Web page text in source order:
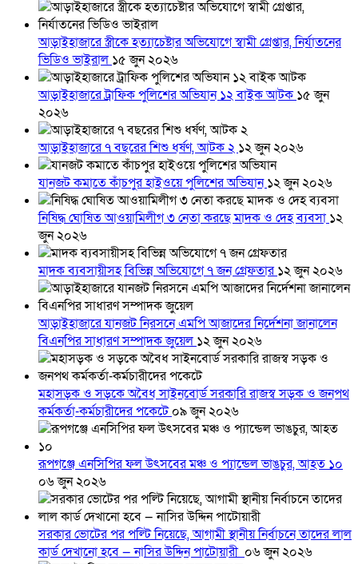
আড়াইহাজারে স্ত্রীকে হত্যাচেষ্টার অভিযোগে স্বামী গ্রেপ্তার, নির্যাতনের
ভিডিও ভাইরাল ১৫ জুন ২০২৬
আড়াইহাজারে ট্রাফিক পুলিশের অভিযান ১২ বাইক আটক ১৫ জুন
২০২৬
আড়াইহাজারে ৭ বছরের শিশু ধর্ষণ, আটক ২ ১২ জুন ২০২৬
যানজট কমাতে কাঁচপুর হাইওয়ে পুলিশের অভিযান১২ জুন ২০২৬
নিষিদ্ধ ঘোষিত আওয়ামিলীগ ৩ নেতা করছে মাদক ও দেহ ব্যবসা ১২
জুন ২০২৬
মাদক ব্যবসায়ীসহ বিভিন্ন অভিযোগে ৭ জন গ্রেফতার১২ জুন ২০২৬
আড়াইহাজারে যানজট নিরসনে এমপি আজাদের নির্দেশনা জানালেন
বিএনপির সাধারণ সম্পাদক জুয়েল ১২ জুন ২০২৬
মহাসড়ক ও সড়কে অবৈধ সাইনবোর্ড সরকারি রাজস্ব সড়ক ও জনপথ
কর্মকর্তা-কর্মচারীদের পকেটে০৯ জুন ২০২৬
রূপগঞ্জে এনসিপির ফল উৎসবের মঞ্চ ও প্যান্ডেল ভাঙচুর, আহত ১০
০৬ জুন ২০২৬
সরকার ভোটের পর পল্টি নিয়েছে, আগামী স্থানীয় নির্বাচনে তাদের লাল
কার্ড দেখানো হবে — নাসির উদ্দিন পাটোয়ারী ০৬ জুন ২০২৬